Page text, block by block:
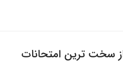
سخت ترین امتحانات